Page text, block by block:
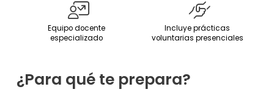
Equipo docente
especializado
Incluye prácticas
voluntarias presenciales
¿Para qué te prepara?